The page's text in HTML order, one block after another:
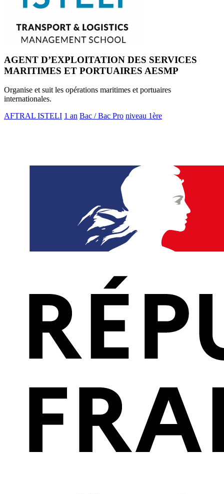
AGENT D’EXPLOITATION DES SERVICES
MARITIMES ET PORTUAIRES AESMP
Organise et suit les opérations maritimes et portuaires
internationales.
AFTRAL ISTELI 1 an Bac / Bac Pro niveau 1ère